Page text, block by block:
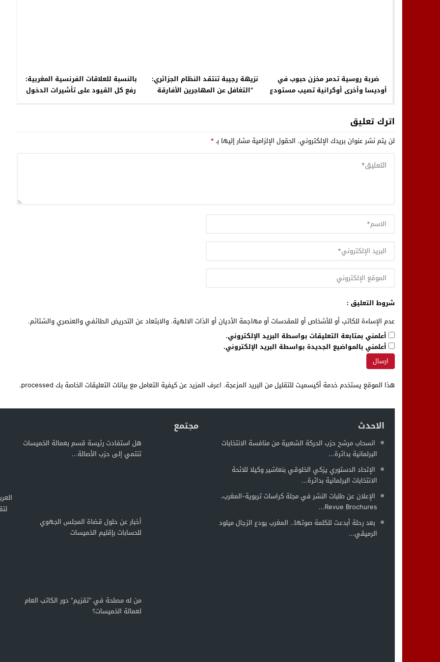
ضربة روسية تدمر مخزن حبوب في
أوديسا وأخرى أوكرانية تصيب مستودع
نزيهة رجيبة تنتقد النظام الجزائري:
“التغافل عن المهاجرين الأفارقة
بالنسبة للعلاقات الفرنسية المغربية:
رفع كل القيود على تأشيرات الدخول
اترك تعليق
لن يتم نشر عنوان بريدك الإلكتروني. الحقول الإلزامية مشار إليها بـ*
شروط التعليق :
عدم الإساءة للكاتب أو للأشخاص أو للمقدسات أو مهاجمة الأديان أو الذات الالهية. والابتعاد عن التحريض الطائفي والعنصري والشتائم.
أعلمني بمتابعة التعليقات بواسطة البريد الإلكتروني.
أعلمني بالمواضيع الجديدة بواسطة البريد الإلكتروني.
هذا الموقع يستخدم خدمة أكيسميت للتقليل من البريد المزعجة. اعرف المزيد عن كيفية التعامل مع بيانات التعليقات الخاصة بك processed .
الاحدث
انسحاب مرشح حزب الحركة الشعبية من منافسة الانتخابات
البرلمانية بدائرة...
الإتحاد الدستوري يزكي الخلوقي بنعاشير وكيلا للائحة
الانتخابات البرلمانية بدائرة...
الإعلان عن طلبات النشر في مجلة كراسات تربوية-المغرب،
Revue Brochures...
بعد رحلة أبدعت للكلمة صوتها.. المغرب يودع الزجال ميلود
الرميقي...
مجتمع
هل استفادت رئيسة قسم بعمالة الخميسات
تنتمي إلى حزب الأصالة...
أخبار عن حلول قضاة المجلس الجهوي
للحسابات بإقليم الخميسات
من له مصلحة في “تقزيم” دور الكاتب العام
لعمالة الخميسات؟